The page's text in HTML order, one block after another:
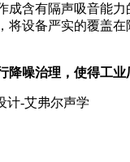
含有隔声吸音能
设备严实的覆盖
噪治理，使得工业